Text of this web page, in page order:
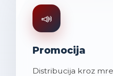
📣
Promocija
Distribucija kroz